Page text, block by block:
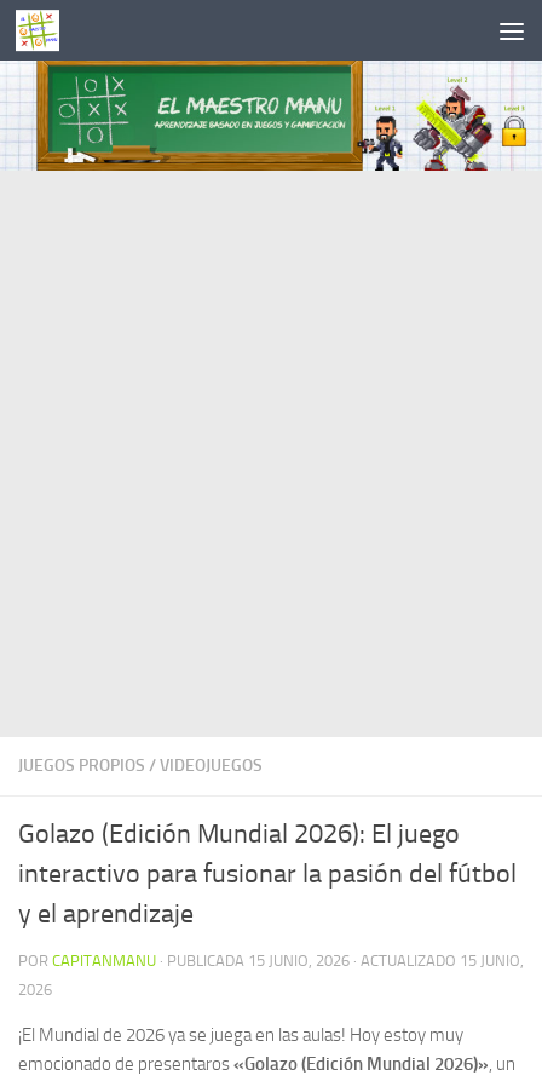
Saltar al contenido
JUEGOS PROPIOS /VIDEOJUEGOS
Golazo (Edición Mundial 2026): El juego
interactivo para fusionar la pasión del fútbol
y el aprendizaje
POR CAPITANMANU · PUBLICADA 15 JUNIO, 2026 · ACTUALIZADO 15 JUNIO,
2026
¡El Mundial de 2026 ya se juega en las aulas! Hoy estoy muy
emocionado de presentaros«Golazo (Edición Mundial 2026)», un